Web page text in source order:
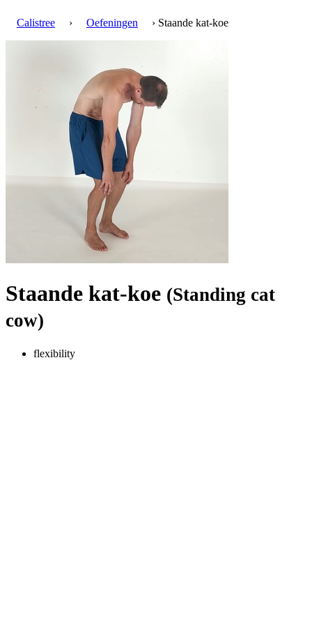
Calistree › Oefeningen › Staande kat-koe
Staande kat-koe (Standing cat
cow)
flexibility